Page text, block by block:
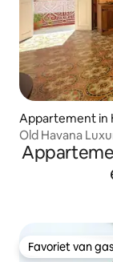
Appartement in
Old Havana
Favoriet van
Favoriet van